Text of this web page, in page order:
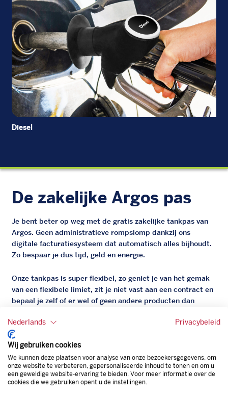
Diesel
De zakelijke Argos pas
Je bent beter op weg met de gratis zakelijke tankpas van
Argos. Geen administratieve rompslomp dankzij ons
digitale facturatiesysteem dat automatisch alles bijhoudt.
Zo bespaar je dus tijd, geld en energie.
Onze tankpas is super flexibel, zo geniet je van het gemak
van een flexibele limiet, zit je niet vast aan een contract en
bepaal je zelf of er wel of geen andere producten dan
Bovendien profiteer je altijd van een gegarandeerde
korting. Mocht de pompprijs toch lager zijn dan betaal je
natuurlijk de prijs aan de pomp. Zo ben je altijd verzekerd
van de laagste prijs.
Nederlands Privacybeleid
Wij gebruiken cookies
We kunnen deze plaatsen voor analyse van onze bezoekersgegevens, om
onze website te verbeteren, gepersonaliseerde inhoud te tonen en om u
een geweldige website-ervaring te bieden. Voor meer informatie over de
cookies die we gebruiken opent u de instellingen.